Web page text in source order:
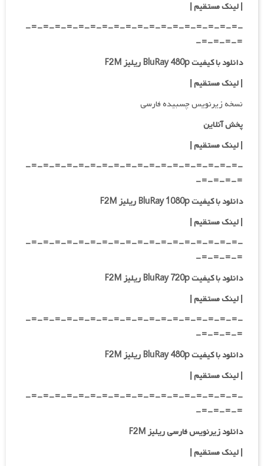
| لینک مستقیم|
-=-=-=-=-=-=-=-=-=-=-=-=-=-=-=-=-=-=-
=-=-=-=-
دانلود با کیفیت BluRay 480p ریلیز F2M
| لینک مستقیم|
نسخه زیرنویس چسبیده فارسی
پخش آنلاین
| لینک مستقیم|
-=-=-=-=-=-=-=-=-=-=-=-=-=-=-=-=-=-=-
=-=-=-=-
دانلود با کیفیت BluRay 1080p ریلیز F2M
|لینک مستقیم|
-=-=-=-=-=-=-=-=-=-=-=-=-=-=-=-=-=-=-
=-=-=-=-
دانلود با کیفیت BluRay 720p ریلیز F2M
| لینک مستقیم|
-=-=-=-=-=-=-=-=-=-=-=-=-=-=-=-=-=-=-
=-=-=-=-
دانلود با کیفیت BluRay 480p ریلیز F2M
| لینک مستقیم|
-=-=-=-=-=-=-=-=-=-=-=-=-=-=-=-=-=-=-
=-=-=-=-
دانلود زیرنویس فارسی ریلیز F2M
| لینک مستقیم|